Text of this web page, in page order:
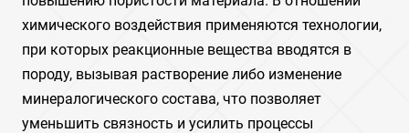
химического воздействия применяются технологии,
при которых реакционные вещества вводятся в
породу, вызывая растворение либо изменение
минералогического состава, что позволяет
уменьшить связность и усилить процессы